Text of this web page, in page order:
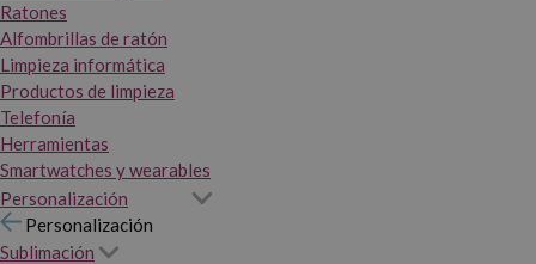
Ratones
Alfombrillas de ratón
Limpieza informática
Productos de limpieza
Telefonía
Herramientas
Smartwatches y wearables
Personalización
Personalización
Sublimación